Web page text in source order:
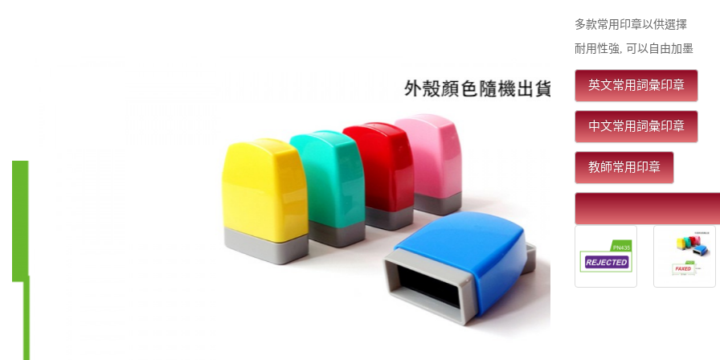
多款常用印章以供選擇
耐用性強, 可以自由加墨
英文常用詞彙印章
中文常用詞彙印章
教師常用印章